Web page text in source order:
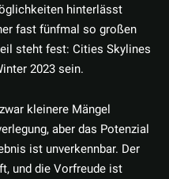
hinterlässt
fast fünfmal so großen
steht fest: Cities Skylines
2023 sein.
kleinere Mängel
aber das Potenzial
ist unverkennbar. Der
und die Vorfreude ist